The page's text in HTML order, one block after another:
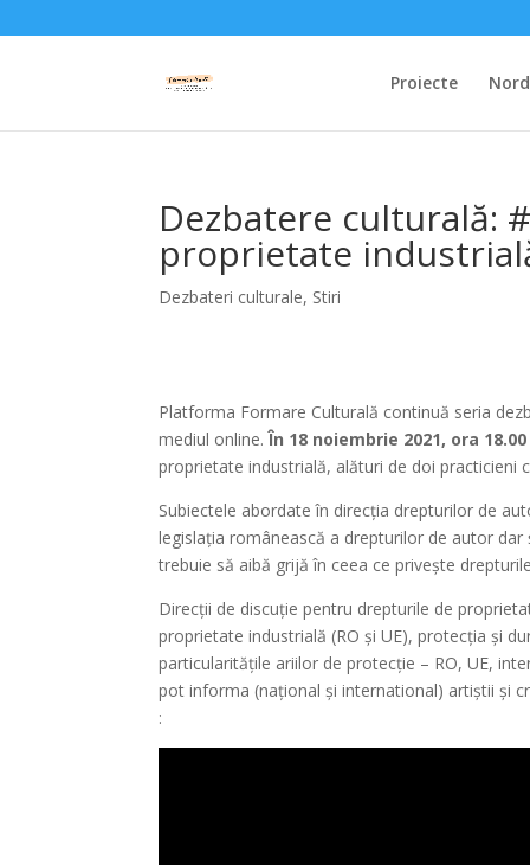
Proiecte
Dezbatere culturală:
proprietate
Dezbateri culturale, Stiri
Platforma Formare Culturală continuă seria
mediul online. În 18 noiembrie 2021, ora 18.00
proprietate industrială, alături de doi practicieni
Subiectele abordate în direcția drepturilor de
legislația românească a drepturilor de autor
trebuie să aibă grijă în ceea ce privește
Direcții de discuție pentru drepturile de
proprietate industrială (RO și UE), protecția și
particularitățile ariilor de protecție – RO, UE,
pot informa (național și international) artiștii și
: